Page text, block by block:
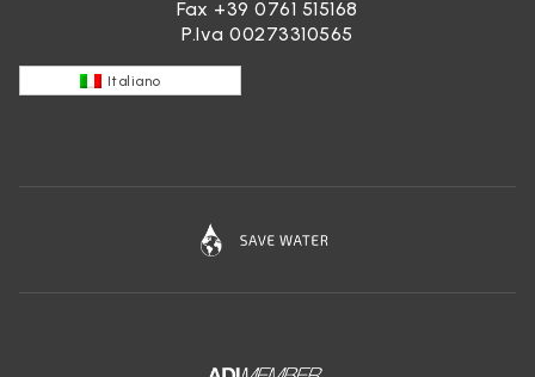
Fax +39 0761 515168
P.Iva 00273310565
Italiano